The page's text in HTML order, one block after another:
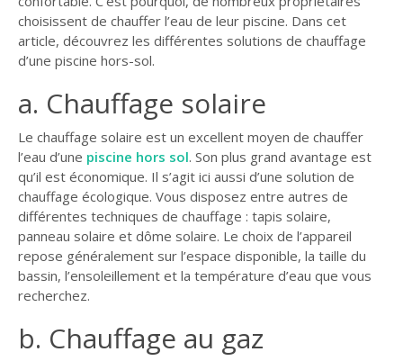
INFO PAYSAGISTE
GUIDE JARDIN ET
GUIDE JARDIN
ELAGAGE ET
COMPAGNIE
choisissent de chauffer l’eau de leur piscine. Dans cet
article, découvrez les différentes solutions de chauffage
d’une piscine hors-sol.
a. Chauffage solaire
Le chauffage solaire est un excellent moyen de chauffer
l’eau d’une piscine hors sol. Son plus grand avantage est
qu’il est économique. Il s’agit ici aussi d’une solution de
chauffage écologique. Vous disposez entre autres de
différentes techniques de chauffage : tapis solaire,
panneau solaire et dôme solaire. Le choix de l’appareil
repose généralement sur l’espace disponible, la taille du
bassin, l’ensoleillement et la température d’eau que vous
recherchez.
b. Chauffage au gaz